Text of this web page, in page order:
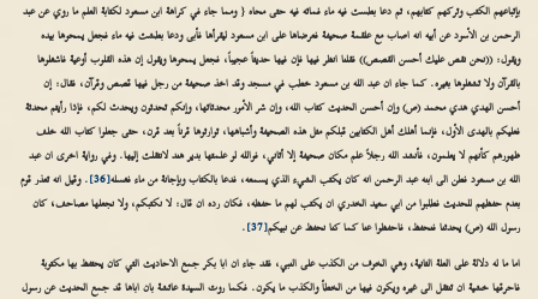
بإتباعهم الكتب وتركهم كتابهم، ثم دعا بطست فيه ماء فماثه فيه حتى محاه { ومما جاء في كراهة ابن مسعود لكتابة العلم ما روي عن عبد
الرحمن بن الأسود عن أبيه انه اصاب مع علقمة صحيفة فعرضاها على ابن مسعود ليقرأها فأبى ودعا بطشت فيه ماء فجعل يمحوها بيده
ويقول: ((نحن نقص عليك أحسن القصص)) فقلنا انظر فيها فإن فيها حديثاً عجيباً، فجعل يمحوها ويقول إن هذه القلوب أوعية فاشغلوها
بالقرآن ولا تشغلوها بغيره. كما جاء ان عبد الله بن مسعود خطب في مسجد وقد اخذ صحيفة من رجل فيها قصص وقرآن، فقال: إن
أحسن الهدي هدي محمد (ص) وإن أحسن الحديث كتاب الله، وإن شر الأمور محدثاتها، وإنكم تحدثون ويحدث لكم، فإذا رأيتم محدثة
فعليكم بالهدى الأول، فإنما أهلك أهل الكتابين قبلكم مثل هذه الصحيفة وأشباهها، توارثوها قرناً بعد قرن، حتى جعلوا كتاب الله خلف
ظهورهم كأنهم لا يعلمون، فأنشد الله رجلاً علم مكان صحيفة إلا أتاني، فوالله لو علمتها بدير هند لانتقلت إليها. وفي رواية اخرى ان عبد
الله بن مسعود فطن الى ابنه عبد الرحمن انه كان يكتب الشيء الذي يسمعه، فدعا بالكتاب وبإجانة من ماء فغسله[36]
. وقيل انه تعذر قوم
بعدم حفظهم للحديث فطلبوا من ابي سعيد الخدري ان يكتب لهم ما حفظه، فكان رده ان قال: لا نكتبكم، ولا نجعلها مصاحف؛ كان
رسول الله (ص) يحدثنا فنحفظ، فاحفظوا عنا كما كنا نحفظ عن نبيكم[37]
.
اما ما له دلالة على العلة الثانية، وهي الخوف من الكذب على النبي، فقد جاء ان ابا بكر جمع الاحاديث التي كان يحتفظ بها مكتوبة
فاحرقها خشية ان تنتقل الى غيره ويكون فيها من الخطأ والكذب ما يكون. فكما روت السيدة عائشة بان اباها قد جمع الحديث عن رسول